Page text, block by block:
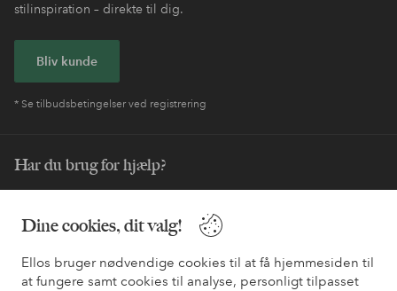
Dine cookies, dit valg!
Ellos bruger nødvendige cookies til at få hjemmesiden til
at fungere samt cookies til analyse, personligt tilpasset
stilinspiration – direkte til dig.
Bliv kunde
* Se tilbudsbetingelser ved registrering
Har du brug for hjælp?
Du kan også finde oplysninger om, hvordan du kontakter os.
Kundeservice Bestilling Betalingsmåde